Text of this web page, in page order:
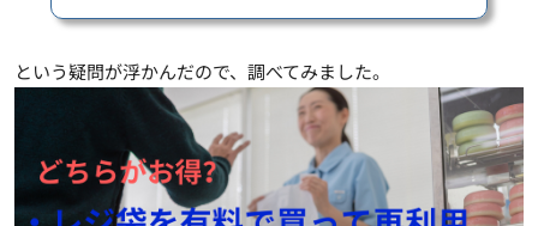
という疑問が浮かんだので、調べてみました。